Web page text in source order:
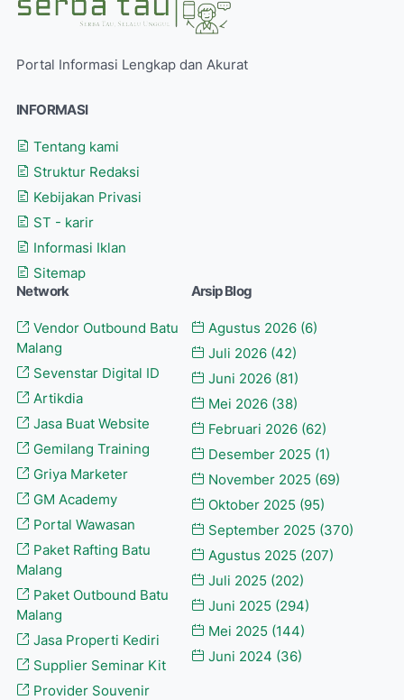
Portal Informasi Lengkap dan Akurat
INFORMASI
Tentang kami
Struktur Redaksi
Kebijakan Privasi
ST - karir
Informasi Iklan
Sitemap
Network
Vendor Outbound Batu
Malang
Sevenstar Digital ID
Artikdia
Jasa Buat Website
Gemilang Training
Griya Marketer
GM Academy
Portal Wawasan
Paket Rafting Batu
Malang
Paket Outbound Batu
Malang
Jasa Properti Kediri
Supplier Seminar Kit
Provider Souvenir
Arsip Blog
Agustus 2026 (6)
Juli 2026 (42)
Juni 2026 (81)
Mei 2026 (38)
Februari 2026 (62)
Desember 2025 (1)
November 2025 (69)
Oktober 2025 (95)
September 2025 (370)
Agustus 2025 (207)
Juli 2025 (202)
Juni 2025 (294)
Mei 2025 (144)
Juni 2024 (36)